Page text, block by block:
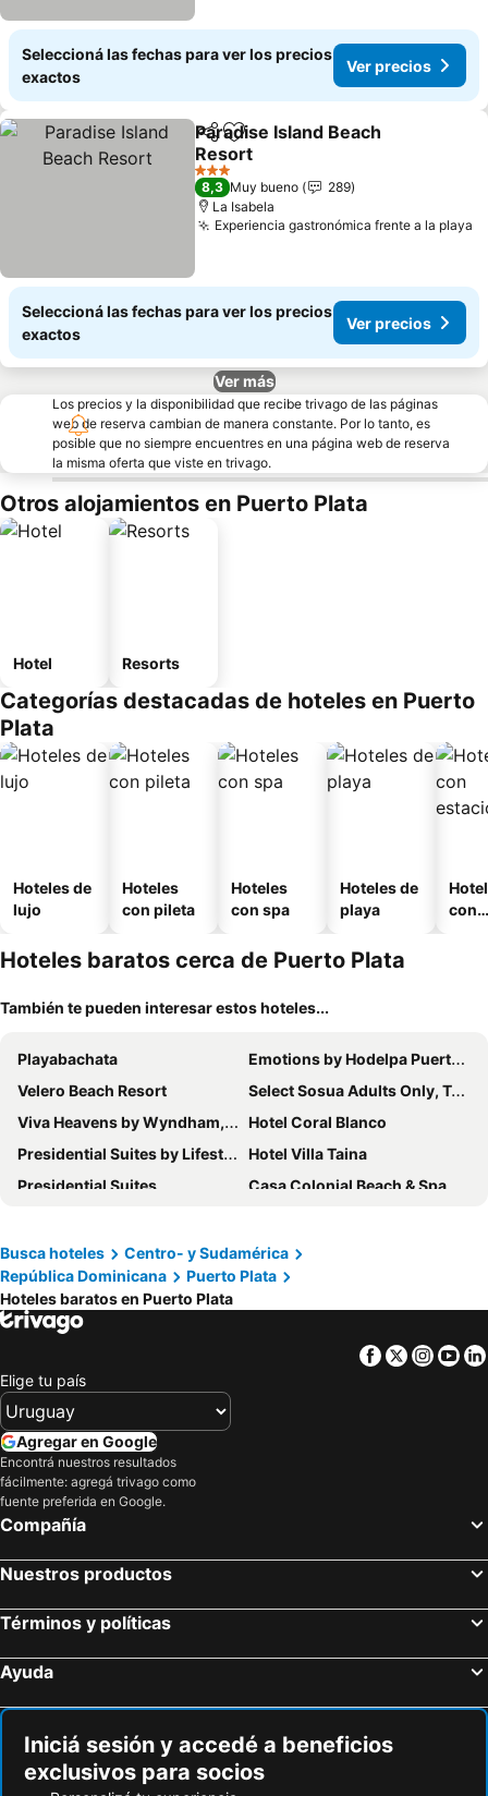
Seleccioná las fechas para ver los precios
exactos
Ver precios
CompartirAñadir a favoritos
Paradise Island Beach
Resort
Ver precios
3 Estrellas
8,3 Muy bueno
289
La Isabela
Experiencia gastronómica frente a la playa
Seleccioná las fechas para ver los precios
exactos
Ver precios
Ver más
Los precios y la disponibilidad que recibe trivago de las páginas
web de reserva cambian de manera constante. Por lo tanto, es
posible que no siempre encuentres en una página web de reserva
la misma oferta que viste en trivago.
Otros alojamientos en Puerto Plata
Hotel Resorts
Categorías destacadas de hoteles en Puerto
Plata
Hoteles de
lujo
Hoteles
con pileta
Hoteles
con spa
Hoteles de
playa
con
Hoteles baratos cerca de Puerto Plata
También te pueden interesar estos hoteles...
Playabachata
Emotions by Hodelpa Puerto Plata
Velero Beach Resort
Select Sosua Adults Only, Trademark by Wyndham All Inclusive
Viva Heavens by Wyndham, A Trademark All Inclusive
Hotel Coral Blanco
Presidential Suites by Lifestyle - All Inclusive
Hotel Villa Taina
Presidential Suites
Casa Colonial Beach & Spa
CortLang Vacation Rentals, El Pueblito
Tubagua Ecolodge
Holiday Inn Puerto Plata-Cofresi Bay Area
Blue Island Punta Rucia
Busca hoteles
Centro- y Sudamérica
República Dominicana
Puerto Plata
Hoteles baratos en Puerto Plata
Facebook
Twitter
Elige tu país
Agregar en Google
Encontrá nuestros resultados
fácilmente: agregá trivago como
fuente preferida en Google.
Compañía
Nuestros productos
Términos y políticas
Ayuda
Iniciá sesión y accedé a beneficios
exclusivos para socios